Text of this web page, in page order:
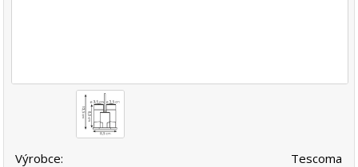
Výrobce:
Tescoma